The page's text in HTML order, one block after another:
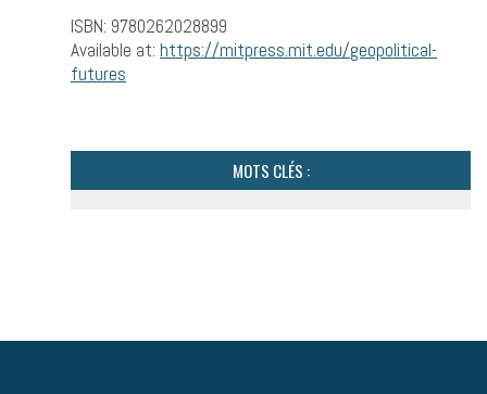
ISBN: 9780262028899
Available at: https://mitpress.mit.edu/geopolitical-
futures
MOTS CLÉS :